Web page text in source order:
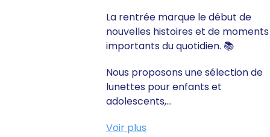
La rentrée marque le début de
nouvelles histoires et de moments
importants du quotidien. 📚
Nous proposons une sélection de
lunettes pour enfants et
adolescents,...
Voir plus